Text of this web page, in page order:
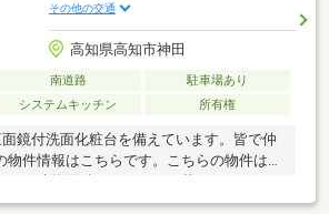
その他の交通
高知県高知市神田
南道路
駐車場あり
システムキッチン 所有権
鏡付洗面化粧台を備えています。皆で仲
物件情報はこちらです。こちらの物件は中
㎡の建物面積でゆったりと暮らすことがで
キッチン付きの物件です。カーテンやブ